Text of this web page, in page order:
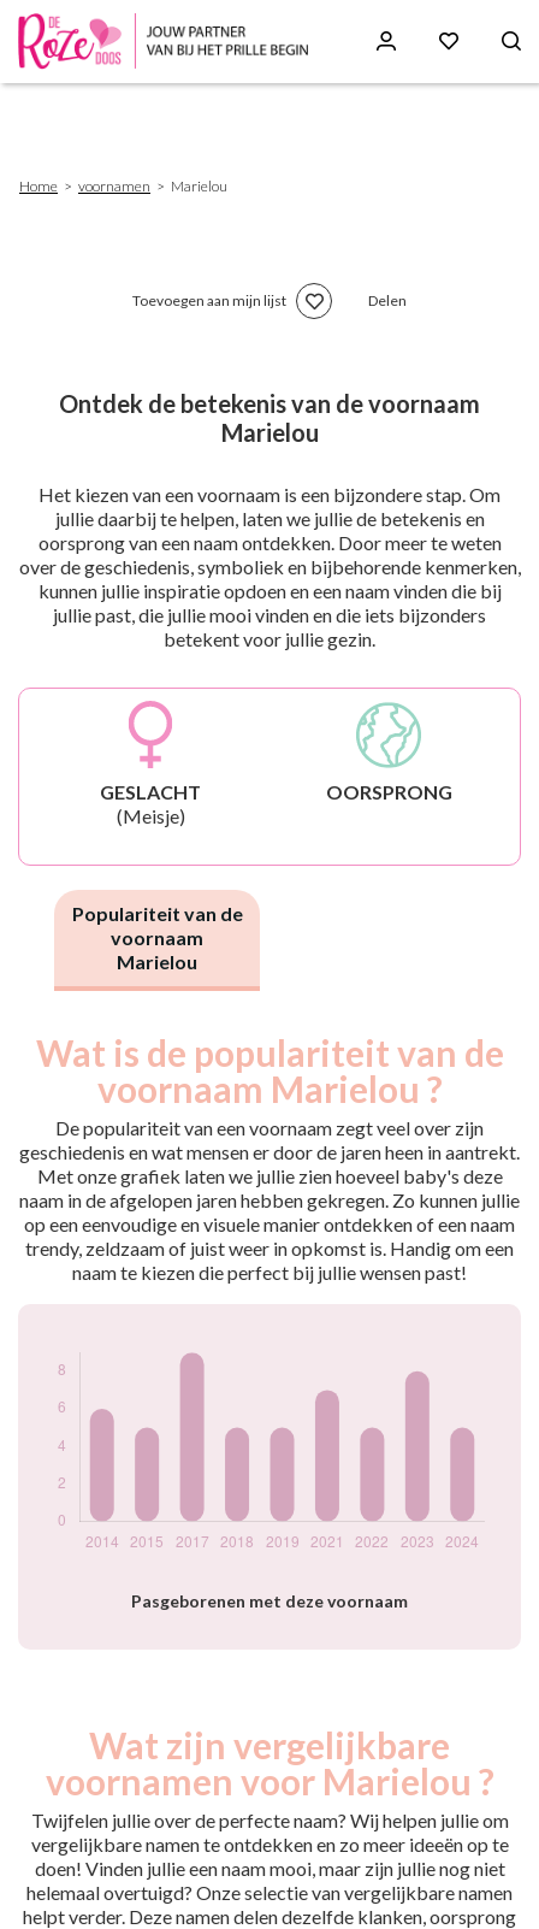
Home voornamen Marielou
Toevoegen aan mijn lijst Delen
Ontdek de betekenis van de voornaam
Marielou
Het kiezen van een voornaam is een bijzondere stap. Om
jullie daarbij te helpen, laten we jullie de betekenis en
oorsprong van een naam ontdekken. Door meer te weten
over de geschiedenis, symboliek en bijbehorende kenmerken,
kunnen jullie inspiratie opdoen en een naam vinden die bij
jullie past, die jullie mooi vinden en die iets bijzonders
betekent voor jullie gezin.
GESLACHT
(Meisje)
OORSPRONG
Populariteit van de
voornaam
Marielou
Wat is de populariteit van de
voornaam Marielou ?
De populariteit van een voornaam zegt veel over zijn
geschiedenis en wat mensen er door de jaren heen in aantrekt.
Met onze grafiek laten we jullie zien hoeveel baby's deze
naam in de afgelopen jaren hebben gekregen. Zo kunnen jullie
op een eenvoudige en visuele manier ontdekken of een naam
trendy, zeldzaam of juist weer in opkomst is. Handig om een
naam te kiezen die perfect bij jullie wensen past!
Pasgeborenen met deze voornaam
Popularité du
prénom Marielou
par année
Année
Nouveaux-
nés
2015
5
2017
9
2018
5
2019
5
2021
7
2022
5
8
Wat zijn vergelijkbare
voornamen voor Marielou ?
Twijfelen jullie over de perfecte naam? Wij helpen jullie om
vergelijkbare namen te ontdekken en zo meer ideeën op te
doen! Vinden jullie een naam mooi, maar zijn jullie nog niet
helemaal overtuigd? Onze selectie van vergelijkbare namen
helpt verder. Deze namen delen dezelfde klanken, oorsprong